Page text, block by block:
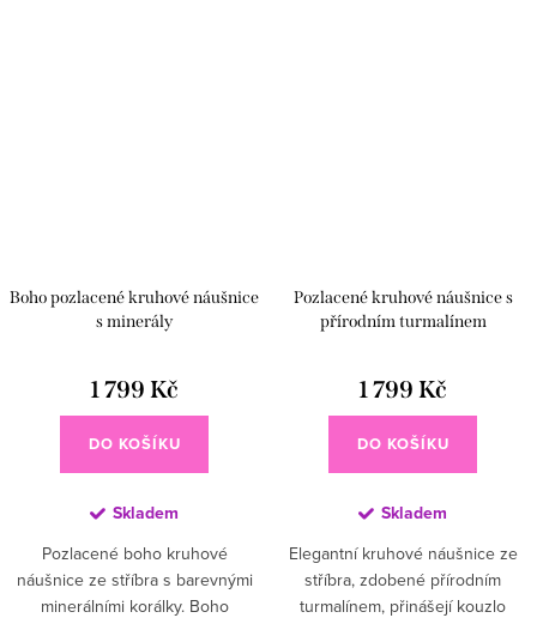
Boho pozlacené kruhové náušnice
s minerály
1 799 Kč
DO KOŠÍKU
Skladem
Pozlacené boho kruhové
náušnice ze stříbra s barevnými
minerálními korálky. Boho
Pozlacené kruhové náušnice s
přírodním turmalínem
1 799 Kč
DO KOŠÍKU
Skladem
Elegantní kruhové náušnice ze
stříbra, zdobené přírodním
turmalínem, přinášejí kouzlo